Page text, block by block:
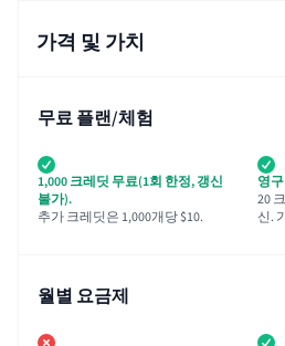
가격 및 가치
무료 플랜/체험
1,000 크레딧 무료(1회 한정, 갱신
불가).
추가 크레딧은 1,000개당 $10.
영
20
신.
월별 요금제